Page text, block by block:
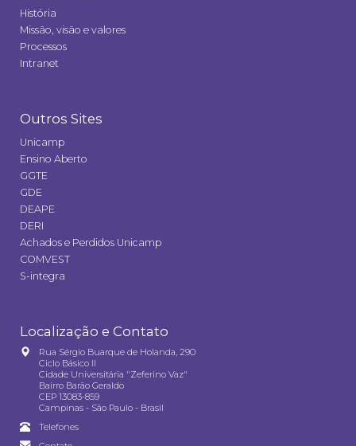
História
Missão, visão e valores
Processos
Intranet
Outros Sites
Unicamp
Ensino Aberto
GGTE
GDE
DEAPE
DERI
Achados e Perdidos Unicamp
COMVEST
S-integra
Localização e Contato
Rua Sérgio Buarque de Holanda, 290
Ciclo Básico II
Cidade Universitária "Zeferino Vaz"
Bairro Barão Geraldo
CEP 13083-859
Campinas - São Paulo - Brasil
Telefones